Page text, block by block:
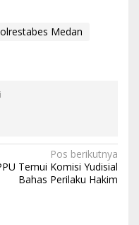
Medan
Pos berikutnya
Temui Komisi Yudisial
Bahas Perilaku Hakim